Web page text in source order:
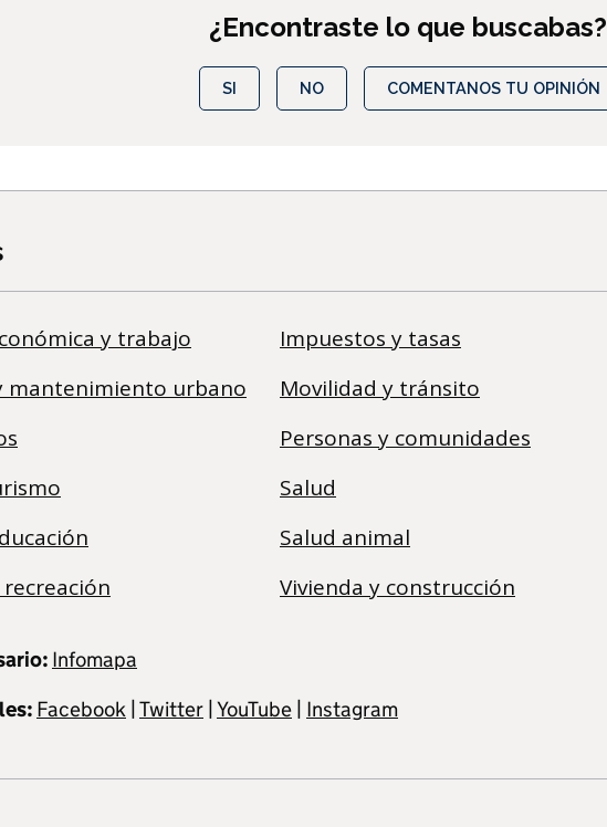
¿Encontraste lo que buscabas?
SI NO COMENTANOS TU OPINIÓN
y trabajo
mantenimiento urbano
Impuestos y tasas
Movilidad y tránsito
Personas y comunidades
Salud
Salud animal
Vivienda y construcción
Infomapa
Facebook Twitter YouTube Instagram